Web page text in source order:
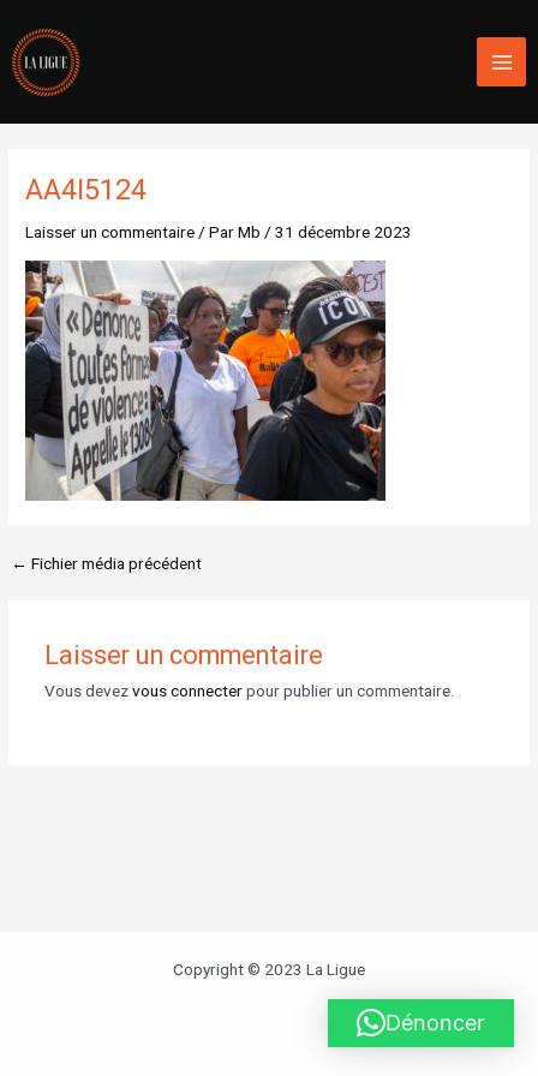
contenu
AA4I5124
Laisser un commentaire/ ParMb/31 décembre 2023
← Fichier média précédent
Laisser un commentaire
Vous devezvous connecterpour publier un commentaire.
Copyright © 2023 La Ligue
Dénoncer